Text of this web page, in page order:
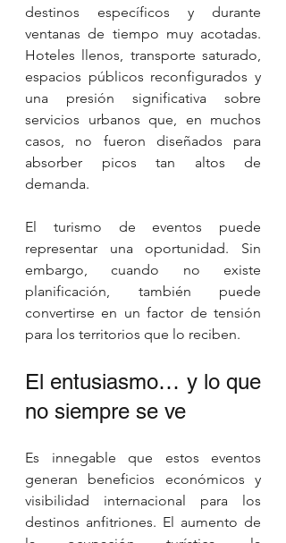
destinos específicos y durante
ventanas de tiempo muy acotadas.
Hoteles llenos, transporte saturado,
espacios públicos reconfigurados y
una presión significativa sobre
servicios urbanos que, en muchos
casos, no fueron diseñados para
absorber picos tan altos de
demanda.
El turismo de eventos puede
representar una oportunidad. Sin
embargo, cuando no existe
planificación, también puede
convertirse en un factor de tensión
para los territorios que lo reciben.
El entusiasmo… y lo que
no siempre se ve
Es innegable que estos eventos
generan beneficios económicos y
visibilidad internacional para los
destinos anfitriones. El aumento de